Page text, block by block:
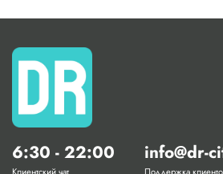
6:30 - 22:00 info@dr-